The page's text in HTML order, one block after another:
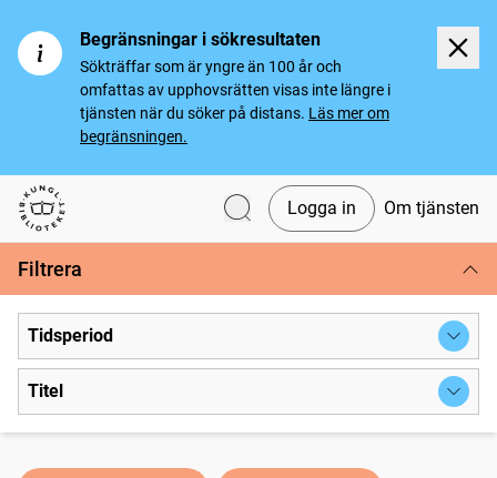
Begränsningar i sökresultaten
Sökträffar som är yngre än 100 år och
omfattas av upphovsrätten visas inte längre i
tjänsten när du söker på distans. Läs mer om
begränsningen.
Svenska tidningar
Logga in Om tjänsten
Filtrera
Tidsperiod
Titel